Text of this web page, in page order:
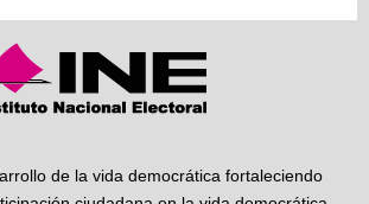
de la vida democrática fortaleciendo